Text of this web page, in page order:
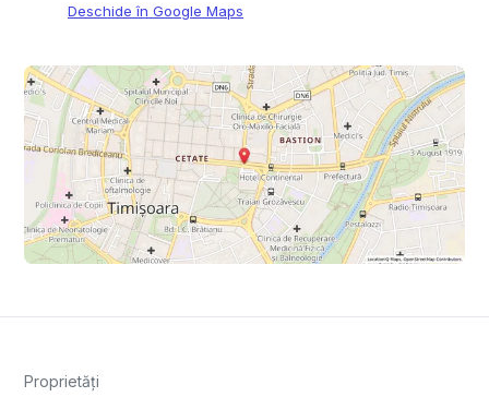
Deschide în Google Maps
Proprietăți